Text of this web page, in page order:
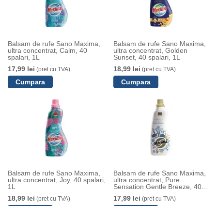
Balsam de rufe Sano Maxima,
ultra concentrat, Calm, 40
spalari, 1L
17,99 lei (pret cu TVA)
Balsam de rufe Sano Maxima,
ultra concentrat, Golden
Sunset, 40 spalari, 1L
18,99 lei (pret cu TVA)
Balsam de rufe Sano Maxima,
ultra concentrat, Joy, 40 spalari,
1L
18,99 lei (pret cu TVA)
Balsam de rufe Sano Maxima,
ultra concentrat, Pure
Sensation Gentle Breeze, 40
17,99 lei (pret cu TVA)